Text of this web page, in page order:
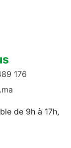
176
de 9h à 17h,